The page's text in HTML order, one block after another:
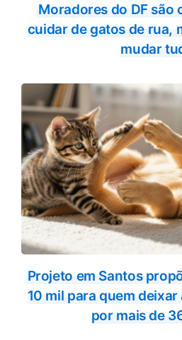
Moradores do DF são
cuidar de gatos de rua,
mudar
Projeto em Santos
10 mil para quem
por mais de